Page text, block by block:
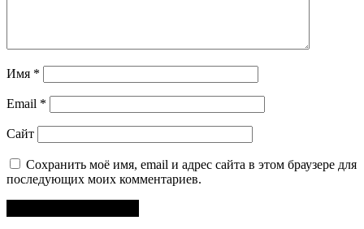
Имя *
Email *
Сайт
Сохранить моё имя, email и адрес сайта в этом браузере для
последующих моих комментариев.